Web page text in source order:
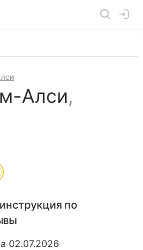
Алси,
по
02.07.2026